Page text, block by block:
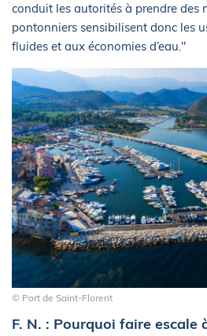
conduit les autorités à prendre des
pontonniers sensibilisent donc les
fluides et aux économies d’eau."
© Port de Saint-Florent
F. N. : Pourquoi faire escale